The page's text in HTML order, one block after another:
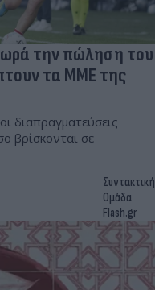
την πώληση του
τα ΜΜΕ της
διαπραγματεύσεις
βρίσκονται σε
Συντακτική
Ομάδα
Flash.gr